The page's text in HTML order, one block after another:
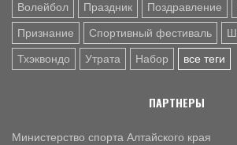
Волейбол Праздник Поздравление
Признание Спортивный фестиваль
Тхэквондо Утрата Набор все теги
ПАРТНЕРЫ
Министерство спорта Алтайского края